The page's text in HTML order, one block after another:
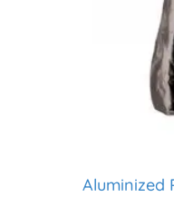
Aluminized